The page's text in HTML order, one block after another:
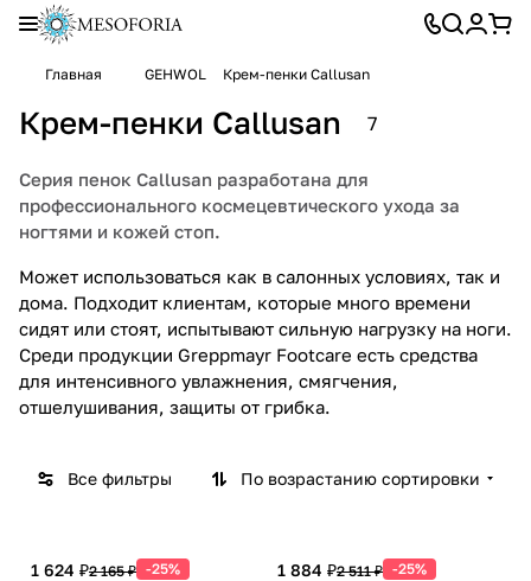
Главная GEHWOL Крем-пенки Callusan
Крем-пенки Callusan 7
Серия пенок Callusan разработана для
профессионального космецевтического ухода за
ногтями и кожей стоп.
Может использоваться как в салонных условиях, так и
дома. Подходит клиентам, которые много времени
сидят или стоят, испытывают сильную нагрузку на ноги.
Среди продукции Greppmayr Footcare есть средства
для интенсивного увлажнения, смягчения,
отшелушивания, защиты от грибка.
Все фильтры По возрастанию сортировки
1 624 ₽2 165 ₽ -25%
1 884 ₽2 511 ₽ -25%